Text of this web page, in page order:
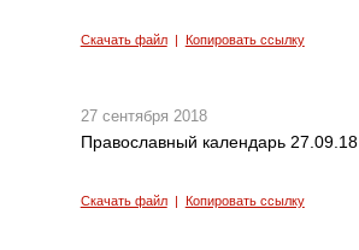
Скачать файл| Копировать ссылку
27 сентября 2018
Православный календарь 27.09.18
Скачать файл| Копировать ссылку